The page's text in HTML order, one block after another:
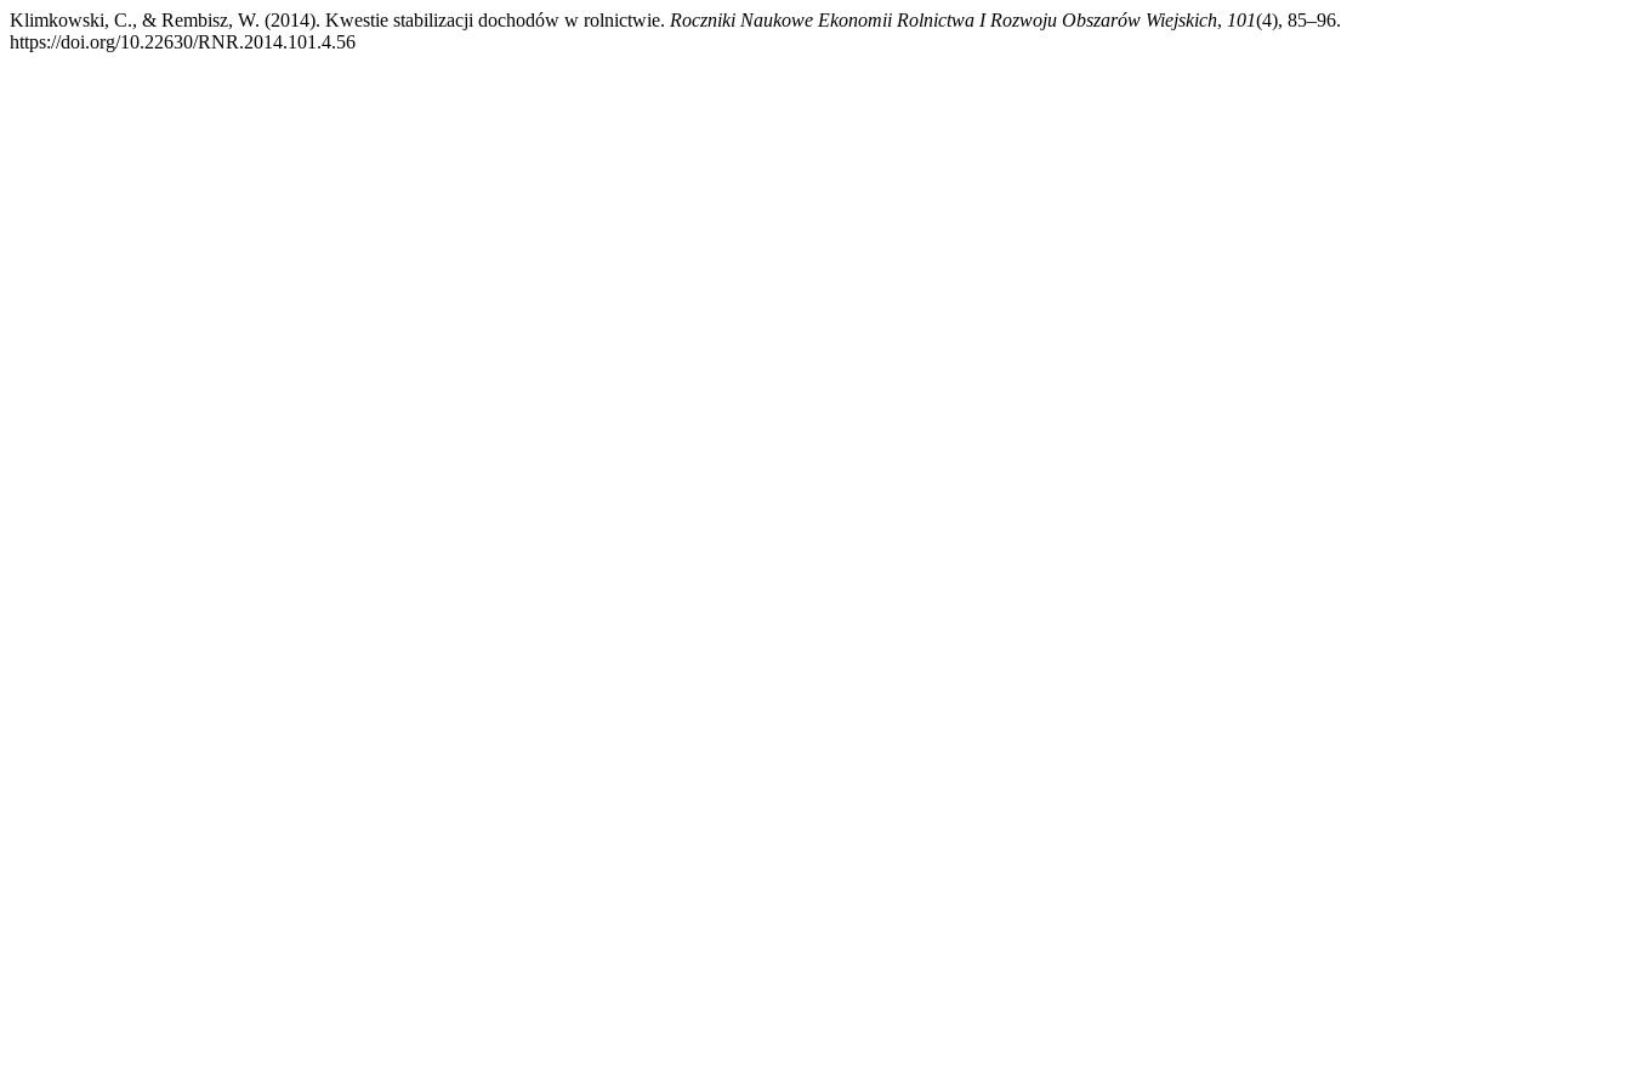
Klimkowski, C., & Rembisz, W. (2014). Kwestie stabilizacji dochodów w rolnictwie. Roczniki Naukowe Ekonomii Rolnictwa I Rozwoju Obszarów Wiejskich, 101(4), 85–96.
https://doi.org/10.22630/RNR.2014.101.4.56